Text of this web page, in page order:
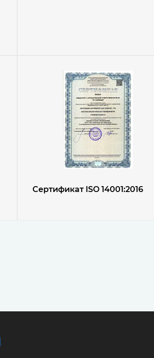
Сертификат ISO 14001:2016